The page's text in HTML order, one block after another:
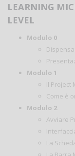
LEARNING
LEVEL
Modulo 0
Dispensa
Modulo 1
Il Project
Come è
Modulo 2
Avviare
La